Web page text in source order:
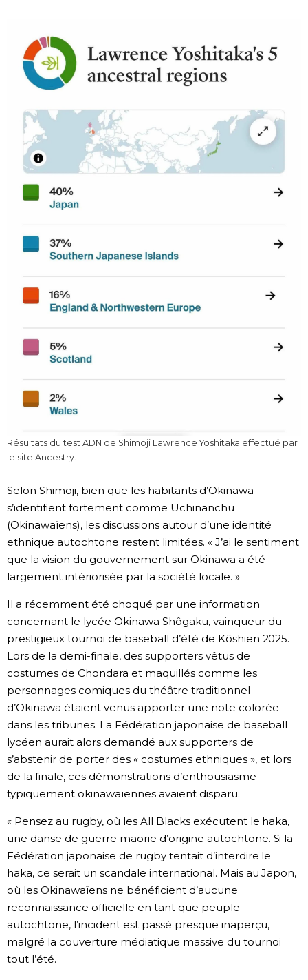
Résultats du test ADN de Shimoji Lawrence Yoshitaka effectué par
le site Ancestry.
Selon Shimoji, bien que les habitants d’Okinawa
s’identifient fortement comme Uchinanchu
(Okinawaïens), les discussions autour d’une identité
ethnique autochtone restent limitées. « J’ai le sentiment
que la vision du gouvernement sur Okinawa a été
largement intériorisée par la société locale. »
Il a récemment été choqué par une information
concernant le lycée Okinawa Shôgaku, vainqueur du
prestigieux tournoi de baseball d’été de Kôshien 2025.
Lors de la demi-finale, des supporters vêtus de
costumes de Chondara et maquillés comme les
personnages comiques du théâtre traditionnel
d’Okinawa étaient venus apporter une note colorée
dans les tribunes. La Fédération japonaise de baseball
lycéen aurait alors demandé aux supporters de
s’abstenir de porter des « costumes ethniques », et lors
de la finale, ces démonstrations d’enthousiasme
typiquement okinawaïennes avaient disparu.
« Pensez au rugby, où les All Blacks exécutent le haka,
une danse de guerre maorie d’origine autochtone. Si la
Fédération japonaise de rugby tentait d’interdire le
haka, ce serait un scandale international. Mais au Japon,
où les Okinawaïens ne bénéficient d’aucune
reconnaissance officielle en tant que peuple
autochtone, l’incident est passé presque inaperçu,
malgré la couverture médiatique massive du tournoi
tout l’été.